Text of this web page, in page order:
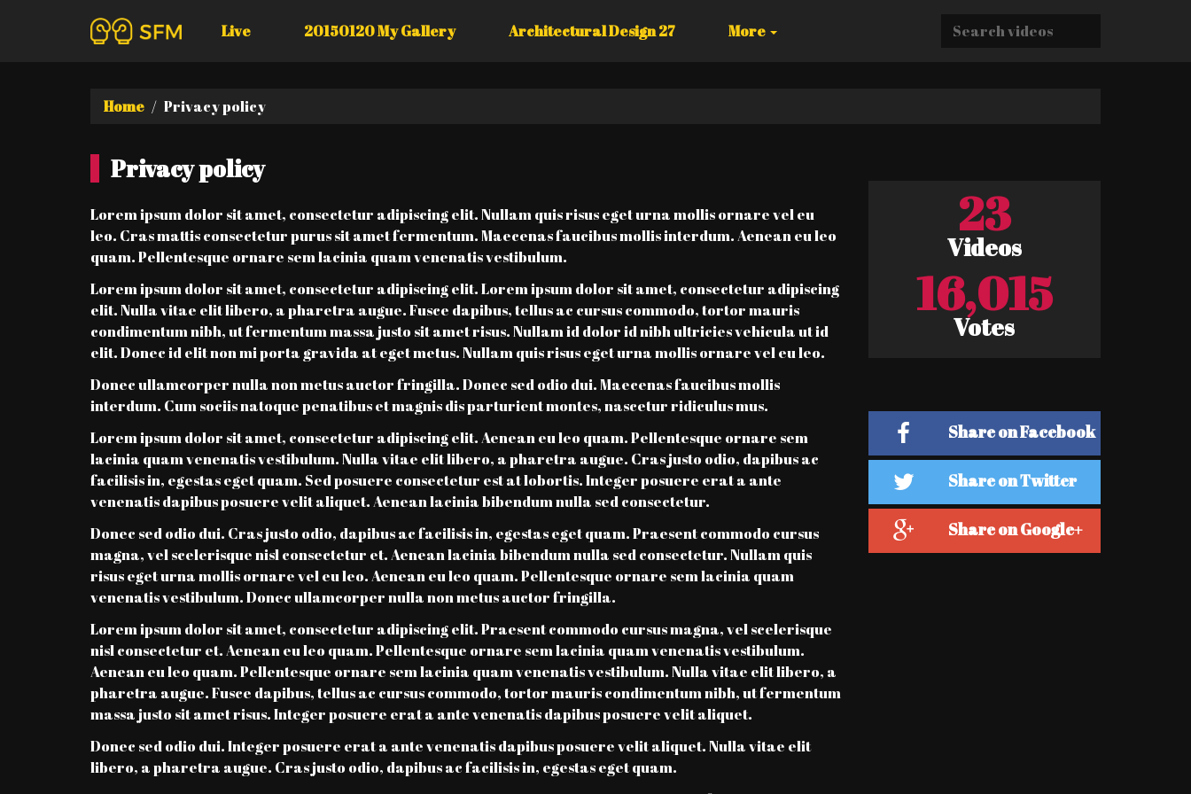
Live 20150120 My Gallery Architectural Design 27 More
Home Privacy policy
Privacy policy
Lorem ipsum dolor sit amet, consectetur adipiscing elit. Nullam quis risus eget urna mollis ornare vel eu
leo. Cras mattis consectetur purus sit amet fermentum. Maecenas faucibus mollis interdum. Aenean eu leo
quam. Pellentesque ornare sem lacinia quam venenatis vestibulum.
Lorem ipsum dolor sit amet, consectetur adipiscing elit. Lorem ipsum dolor sit amet, consectetur adipiscing
elit. Nulla vitae elit libero, a pharetra augue. Fusce dapibus, tellus ac cursus commodo, tortor mauris
condimentum nibh, ut fermentum massa justo sit amet risus. Nullam id dolor id nibh ultricies vehicula ut id
elit. Donec id elit non mi porta gravida at eget metus. Nullam quis risus eget urna mollis ornare vel eu leo.
Donec ullamcorper nulla non metus auctor fringilla. Donec sed odio dui. Maecenas faucibus mollis
interdum. Cum sociis natoque penatibus et magnis dis parturient montes, nascetur ridiculus mus.
Lorem ipsum dolor sit amet, consectetur adipiscing elit. Aenean eu leo quam. Pellentesque ornare sem
lacinia quam venenatis vestibulum. Nulla vitae elit libero, a pharetra augue. Cras justo odio, dapibus ac
facilisis in, egestas eget quam. Sed posuere consectetur est at lobortis. Integer posuere erat a ante
venenatis dapibus posuere velit aliquet. Aenean lacinia bibendum nulla sed consectetur.
Donec sed odio dui. Cras justo odio, dapibus ac facilisis in, egestas eget quam. Praesent commodo cursus
magna, vel scelerisque nisl consectetur et. Aenean lacinia bibendum nulla sed consectetur. Nullam quis
risus eget urna mollis ornare vel eu leo. Aenean eu leo quam. Pellentesque ornare sem lacinia quam
venenatis vestibulum. Donec ullamcorper nulla non metus auctor fringilla.
Lorem ipsum dolor sit amet, consectetur adipiscing elit. Praesent commodo cursus magna, vel scelerisque
nisl consectetur et. Aenean eu leo quam. Pellentesque ornare sem lacinia quam venenatis vestibulum.
Aenean eu leo quam. Pellentesque ornare sem lacinia quam venenatis vestibulum. Nulla vitae elit libero, a
pharetra augue. Fusce dapibus, tellus ac cursus commodo, tortor mauris condimentum nibh, ut fermentum
massa justo sit amet risus. Integer posuere erat a ante venenatis dapibus posuere velit aliquet.
Donec sed odio dui. Integer posuere erat a ante venenatis dapibus posuere velit aliquet. Nulla vitae elit
libero, a pharetra augue. Cras justo odio, dapibus ac facilisis in, egestas eget quam.
23
Videos
16,015
Votes
Share on Facebook
Share on Twitter
Share on Google+